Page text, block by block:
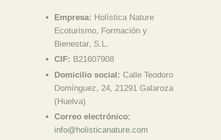
Empresa: Holística Nature
Ecoturismo, Formación y
Bienestar, S.L.
CIF: B21607908
Domicilio social: Calle Teodoro
Domínguez, 24, 21291 Galaroza
(Huelva)
Correo electrónico:
info@holisticanature.com